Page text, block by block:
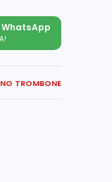
TROMBONE